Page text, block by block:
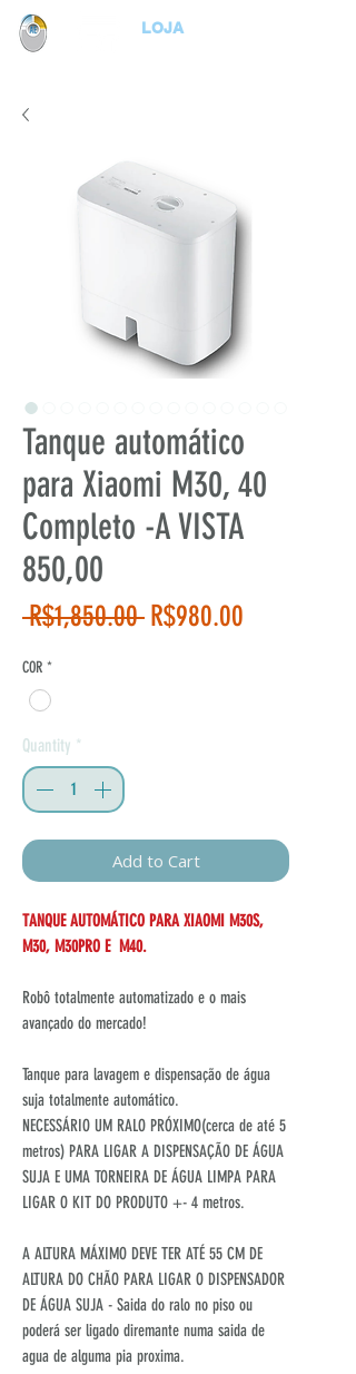
LOJA
Tanque automático
para Xiaomi M30, 40
Completo -A VISTA
850,00
R$1,850.00 Regular
R$980.00
COR *
Quantity *
Add to Cart
TANQUE AUTOMÁTICO PARA XIAOMI M30S,
M30, M30PRO E M40.
Robô totalmente automatizado e o mais
avançado do mercado!
Tanque para lavagem e dispensação de água
suja totalmente automático.
NECESSÁRIO UM RALO PRÓXIMO(cerca de até 5
metros) PARA LIGAR A DISPENSAÇÃO DE ÁGUA
SUJA E UMA TORNEIRA DE ÁGUA LIMPA PARA
LIGAR O KIT DO PRODUTO +- 4 metros.
A ALTURA MÁXIMO DEVE TER ATÉ 55 CM DE
ALTURA DO CHÃO PARA LIGAR O DISPENSADOR
DE ÁGUA SUJA - Saida do ralo no piso ou
poderá ser ligado diremante numa saida de
agua de alguma pia proxima.